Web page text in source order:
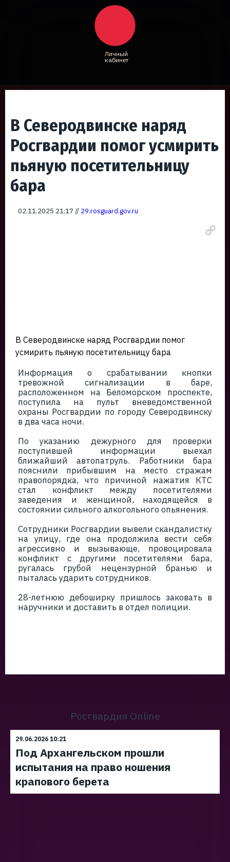
Личный
кабинет
В Северодвинске наряд
Росгвардии помог усмирить
пьяную посетительницу
бара
02.11.2025 21:17 // 29.rosguard.gov.ru
В Северодвинске наряд Росгвардии помог
усмирить пьяную посетительницу бара
Информация о срабатывании кнопки
тревожной сигнализации в баре,
расположенном на Беломорском проспекте,
поступила на пульт вневедомственной
охраны Росгвардии по городу Северодвинску
в два часа ночи.
По указанию дежурного для проверки
поступившей информации выехал
ближайший автопатруль. Работники бара
пояснили прибывшим на место стражам
правопорядка, что причиной нажатия КТС
стал конфликт между посетителями
заведения и женщиной, находящейся в
состоянии сильного алкогольного опьянения.
Сотрудники Росгвардии вывели скандалистку
на улицу, где она продолжила вести себя
агрессивно и вызывающе, провоцировала
конфликт с другими посетителями бара,
ругалась грубой нецензурной бранью и
пыталась ударить сотрудников.
28-летнюю дебоширку пришлось заковать в
наручники и доставить в отдел полиции.
Росгвардия Online
29.06.2026 10:21
Под Архангельском прошли
испытания на право ношения
крапового берета